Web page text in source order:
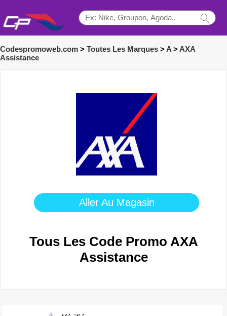
Codespromoweb.com > Toutes Les Marques > A > AXA
Assistance
Aller Au Magasin
Tous Les Code Promo AXA
Assistance